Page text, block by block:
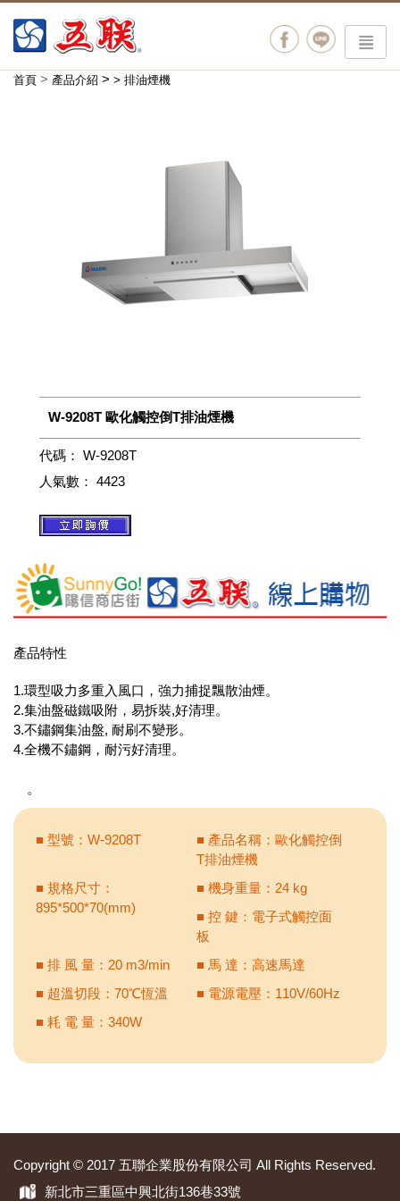
menu
首頁 > 產品介紹 > > 排油煙機
W-9208T 歐化觸控倒T排油煙機
代碼： W-9208T
人氣數： 4423
產品特性
1.環型吸力多重入風口，強力捕捉飄散油煙。
2.集油盤磁鐵吸附，易拆裝,好清理。
3.不鏽鋼集油盤, 耐刷不變形。
4.全機不鏽鋼，耐污好清理。
。
■ 型號：W-9208T
■ 產品名稱：歐化觸控倒
T排油煙機
■ 規格尺寸：
895*500*70(mm)
■ 機身重量：24 kg
■ 控 鍵：電子式觸控面
板
■ 排 風 量：20 m3/min
■ 馬 達：高速馬達
■ 超溫切段：70℃恆溫
■ 電源電壓：110V/60Hz
■ 耗 電 量：340W
Copyright © 2017 五聯企業股份有限公司 All Rights Reserved.
新北市三重區中興北街136巷33號